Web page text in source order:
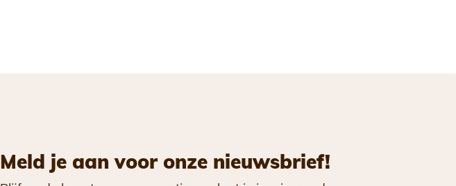
Meld je aan voor onze nieuwsbrief!